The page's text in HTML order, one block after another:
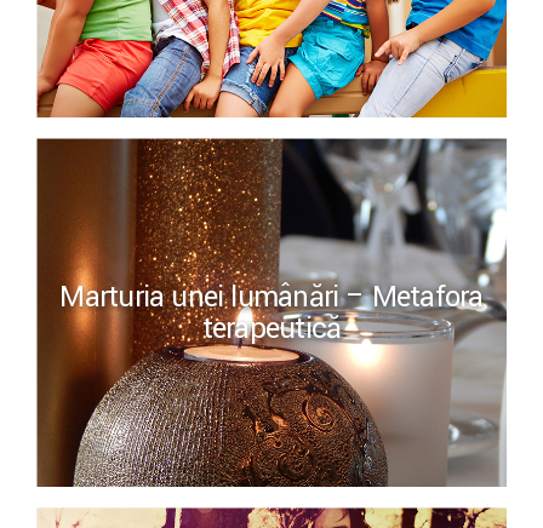
Marturia unei lumânări – Metafora
terapeutică